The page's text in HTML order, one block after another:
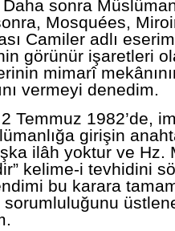
sonra
Mosquées,
Camiler adlı
görünür işaretleri
mimarî
vermeyi denedim.
Temmuz 1982’de,
girişin
ilâh yoktur ve Hz.
kelime-i tevhidini
bu karara
sorumluluğunu